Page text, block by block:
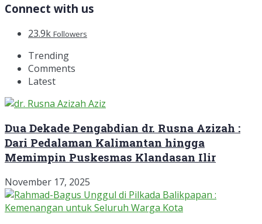
Connect with us
23.9k Followers
Trending
Comments
Latest
Dua Dekade Pengabdian dr. Rusna Azizah :
Dari Pedalaman Kalimantan hingga
Memimpin Puskesmas Klandasan Ilir
November 17, 2025